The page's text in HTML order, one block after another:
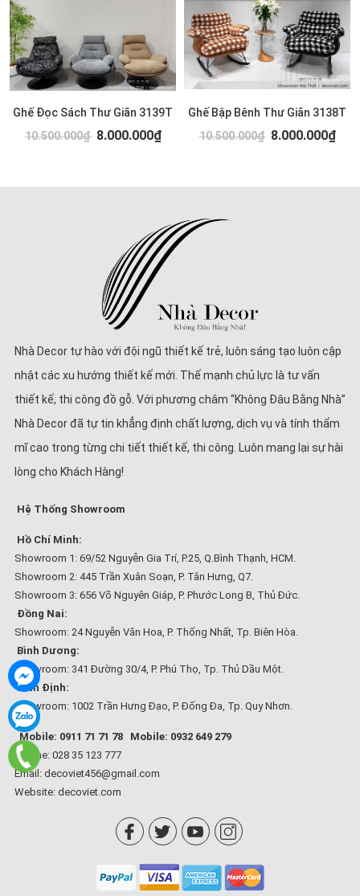
Ghế Đọc Sách Thư Giãn 3139T
10.500.000₫ 8.000.000₫
Ghế Bập Bênh Thư Giãn 3138T
10.500.000₫ 8.000.000₫
Nhà Decor tự hào với đội ngũ thiết kế trẻ, luôn sáng tạo luôn cập
nhật các xu hướng thiết kế mới. Thế mạnh chủ lực là tư vấn
thiết kế, thi công đồ gỗ. Với phương châm “Không Đâu Bằng Nhà”
Nhà Decor đã tự tin khẳng định chất lượng, dịch vụ và tính thẩm
mĩ cao trong từng chi tiết thiết kế, thi công. Luôn mang lại sự hài
lòng cho Khách Hàng!
Hệ Thống Showroom
Hồ Chí Minh:
Showroom 1: 69/52 Nguyễn Gia Trí, P.25, Q.Bình Thạnh, HCM.
Showroom 2: 445 Trần Xuân Soạn, P. Tân Hưng, Q7.
Showroom 3: 656 Võ Nguyên Giáp, P. Phước Long B, Thủ Đức.
Đồng Nai:
Showroom: 24 Nguyễn Văn Hoa, P. Thống Nhất, Tp. Biên Hòa.
Bình Dương:
Showroom: 341 Đường 30/4, P. Phú Thọ, Tp. Thủ Dầu Một.
Bình Định:
Showroom: 1002 Trần Hưng Đạo, P. Đống Đa, Tp. Quy Nhơn.
Mobile: 0911 71 71 78
Mobile: 0932 649 279
Hotline: 028 35 123 777
Email: decoviet456@gmail.com
Website: decoviet.com